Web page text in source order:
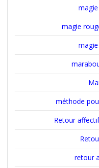
magie
méthode
Retour
retour